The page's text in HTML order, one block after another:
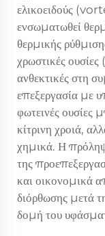
ελικοειδούς
ενσωματωθεί
θερμικής
χρωστικές
ανθεκτικές στη
επεξεργασία με
φωτεινές ουσίες
κίτρινη χροιά,
χημικά. Η
της
και οικονομικά
διόρθωσης μετά
δομή του